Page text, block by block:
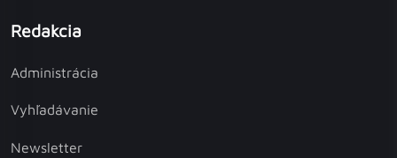
Redakcia
Administrácia
Vyhľadávanie
Newsletter